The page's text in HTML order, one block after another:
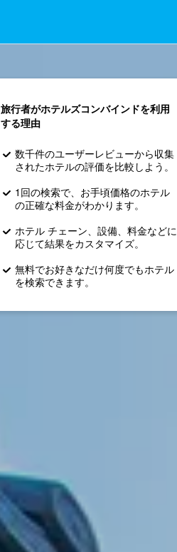
旅行者がホテルズコンバインド​を利用
する理由
数千件のユーザーレビューから収集
されたホテルの評価を比較しよう。
1回の検索で、お手頃価格のホテル
の正確な料金がわかります。
ホテル チェーン、設備、料金などに
応じて結果をカスタマイズ。
無料でお好きなだけ何度でもホテル
を検索できます。